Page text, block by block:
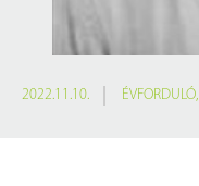
2022.11.10. ÉVFORDULÓ,